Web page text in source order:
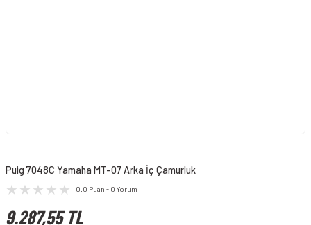
Puig 7048C Yamaha MT-07 Arka İç Çamurluk
0.0 Puan - 0 Yorum
9.287,55 TL